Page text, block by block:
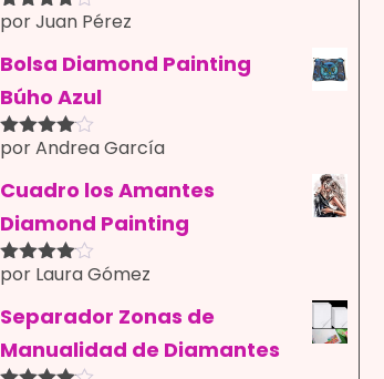
Valorado
5
por Juan Pérez
Bolsa Diamond Painting
Búho Azul
Valorado
5
por Andrea García
Cuadro los Amantes
Diamond Painting
Valorado
5
por Laura Gómez
Separador Zonas de
Manualidad de Diamantes